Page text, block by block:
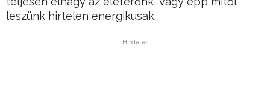
leszünk hirtelen energikusak.
Hirdetés